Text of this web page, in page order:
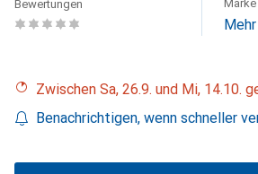
Bewertungen Marke
Zwischen Sa, 26.9. und Mi, 14.10.
Benachrichtigen, wenn schneller